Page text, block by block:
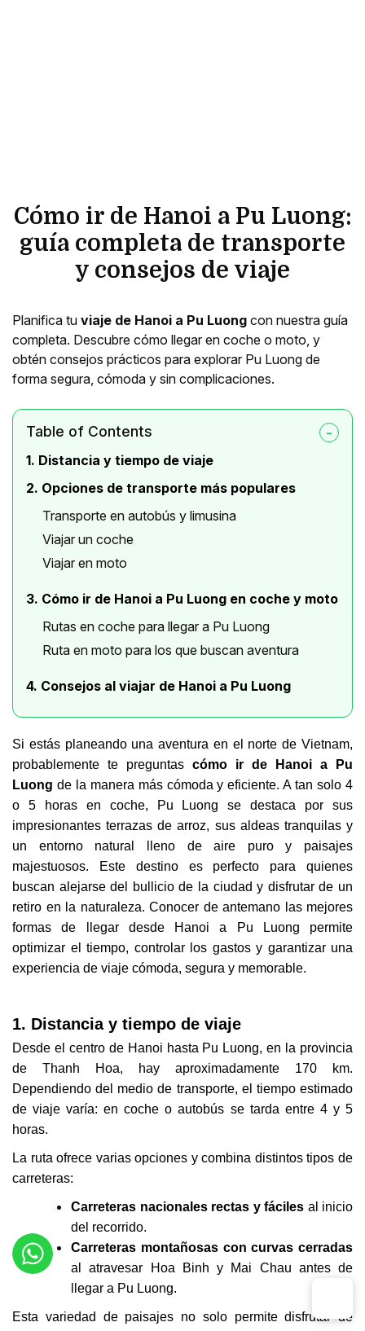
Cómo ir de Hanoi a Pu Luong:
guía completa de transporte
y consejos de viaje
Planifica tu viaje de Hanoi a Pu Luong con nuestra guía
completa. Descubre cómo llegar en coche o moto, y
obtén consejos prácticos para explorar Pu Luong de
forma segura, cómoda y sin complicaciones.
Table of Contents
1. Distancia y tiempo de viaje
2. Opciones de transporte más populares
Transporte en autobús y limusina
Viajar un coche
Viajar en moto
3. Cómo ir de Hanoi a Pu Luong en coche y moto
Rutas en coche para llegar a Pu Luong
Ruta en moto para los que buscan aventura
4. Consejos al viajar de Hanoi a Pu Luong
Si estás planeando una aventura en el norte de Vietnam,
probablemente te preguntas cómo ir de Hanoi a Pu
Luong de la manera más cómoda y eficiente. A tan solo 4
o 5 horas en coche, Pu Luong se destaca por sus
impresionantes terrazas de arroz, sus aldeas tranquilas y
un entorno natural lleno de aire puro y paisajes
majestuosos. Este destino es perfecto para quienes
buscan alejarse del bullicio de la ciudad y disfrutar de un
retiro en la naturaleza. Conocer de antemano las mejores
formas de llegar desde Hanoi a Pu Luong permite
optimizar el tiempo, controlar los gastos y garantizar una
experiencia de viaje cómoda, segura y memorable.
1. Distancia y tiempo de viaje
Desde el centro de Hanoi hasta Pu Luong, en la provincia
de Thanh Hoa, hay aproximadamente 170 km.
Dependiendo del medio de transporte, el tiempo estimado
de viaje varía: en coche o autobús se tarda entre 4 y 5
horas.
La ruta ofrece varias opciones y combina distintos tipos de
carreteras:
Carreteras nacionales rectas y fáciles al inicio
del recorrido.
Carreteras montañosas con curvas cerradas
al atravesar Hoa Binh y Mai Chau antes de
llegar a Pu Luong.
Esta variedad de paisajes no solo permite disfrutar de